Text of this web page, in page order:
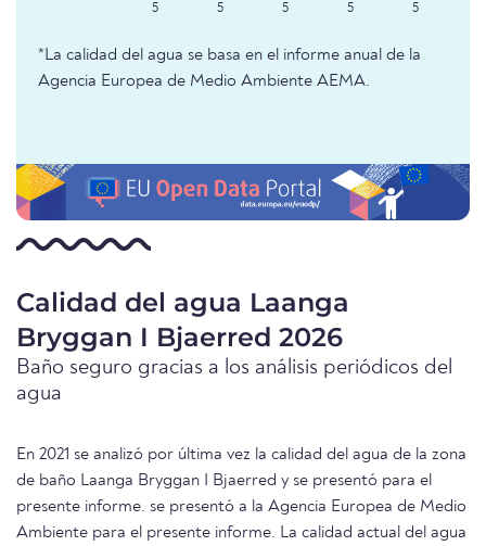
5 5 5 5 5
*La calidad del agua se basa en el informe anual de la
Agencia Europea de Medio Ambiente AEMA.
Calidad del agua Laanga
Bryggan I Bjaerred 2026
Baño seguro gracias a los análisis periódicos del
agua
En 2021 se analizó por última vez la calidad del agua de la zona
de baño Laanga Bryggan I Bjaerred y se presentó para el
presente informe. se presentó a la Agencia Europea de Medio
Ambiente para el presente informe. La calidad actual del agua